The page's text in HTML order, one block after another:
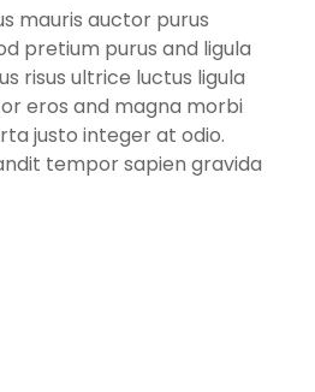
mauris auctor purus
pretium purus and ligula
risus ultrice luctus ligula
eros and magna morbi
justo integer at odio.
tempor sapien gravida